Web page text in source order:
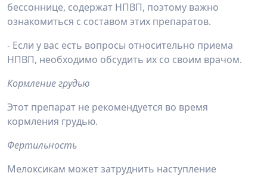
бессоннице, содержат НПВП, поэтому важно
ознакомиться с составом этих препаратов.
- Если у вас есть вопросы относительно приема
НПВП, необходимо обсудить их со своим врачом.
Кормление грудью
Этот препарат не рекомендуется во время
кормления грудью.
Фертильность
Мелоксикам может затруднить наступление